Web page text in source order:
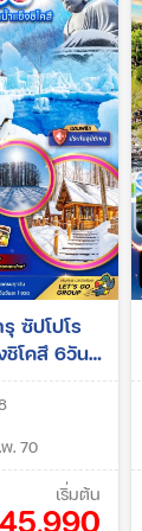
ซัปโปโร
ชิโคสึ 6วัน
. 70
เริ่มต้น
45,990